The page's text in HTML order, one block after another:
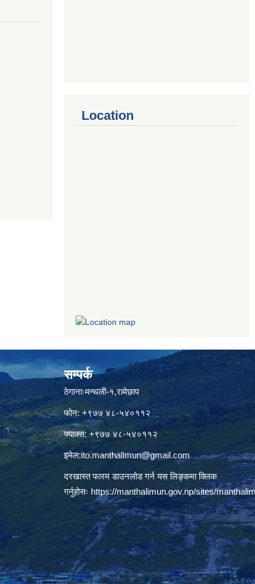
Location
सम्पर्क
ठेगानाःमन्थली-१,रामेछाप
फोन: +९७७ ४८-५४०११२
फ्याक्स: +९७७ ४८-५४०११२
इमेल:ito.manthalimun@gmail.com
दरखास्त फारम डाउनलोड गर्न यस लिङ्कमा क्लिक
गर्नुहोसः https://manthalimun.gov.np/sites/